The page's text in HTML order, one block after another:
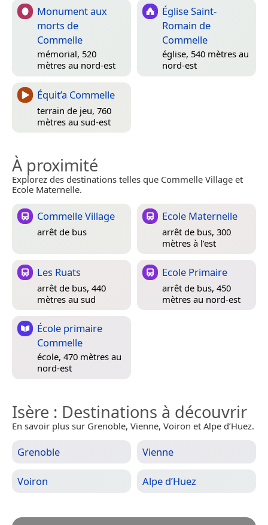
Monument aux
morts de
Commelle
mémorial, 520
mètres au nord-est
Église Saint-
Romain de
Commelle
église, 540 mètres au
nord-est
Équit’a Commelle
terrain de jeu, 760
mètres au sud-est
À proximité
Explorez des destinations telles que Commelle Village et
Ecole Maternelle.
Commelle Village
arrêt de bus
Ecole Maternelle
arrêt de bus, 300
mètres à l’est
Les Ruats
arrêt de bus, 440
mètres au sud
Ecole Primaire
arrêt de bus, 450
mètres au nord-est
École primaire
Commelle
école, 470 mètres au
nord-est
Isère : Destinations à découvrir
En savoir plus sur Grenoble, Vienne, Voiron et Alpe d’Huez.
Grenoble Vienne
Voiron Alpe d’Huez